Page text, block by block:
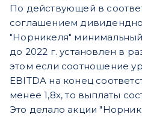
По действующей в
соглашением
"Норникеля"
до 2022 г. установлен в
этом если соотношение
EBITDA на конец
менее 1,8х, то выплаты
Это делало акции